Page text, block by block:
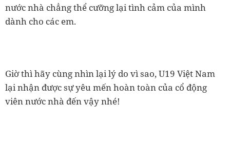
nước nhà chẳng thể cưỡng lại tình cảm của mình
dành cho các em.
Giờ thì hãy cùng nhìn lại lý do vì sao, U19 Việt Nam
lại nhận được sự yêu mến hoàn toàn của cổ động
viên nước nhà đến vậy nhé!